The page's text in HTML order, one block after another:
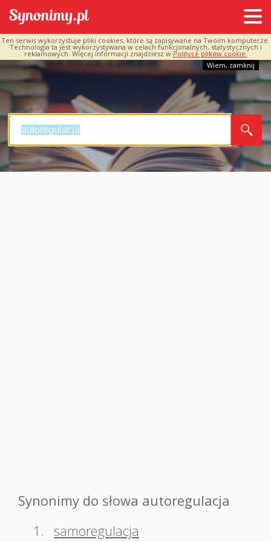
Ten serwis wykorzystuje pliki cookies, które są zapisywane na Twoim komputerze.
Technologia ta jest wykorzystywana w celach funkcjonalnych, statystycznych i
reklamowych. Więcej informacji znajdziesz w Polityce plików cookie.
Wiem, zamknij
Synonimy do słowa autoregulacja
1.
samoregulacja